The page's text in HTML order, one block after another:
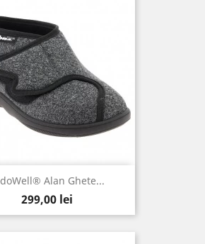
Alan Ghete...
Pret
299,00 lei